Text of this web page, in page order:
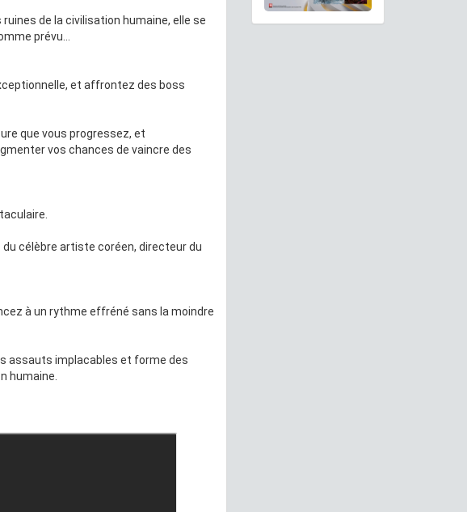
de la civilisation humaine, elle se
prévu...
et affrontez des boss
que vous progressez, et
vos chances de vaincre des
célèbre artiste coréen, directeur du
à un rythme effréné sans la moindre
assauts implacables et forme des
humaine.